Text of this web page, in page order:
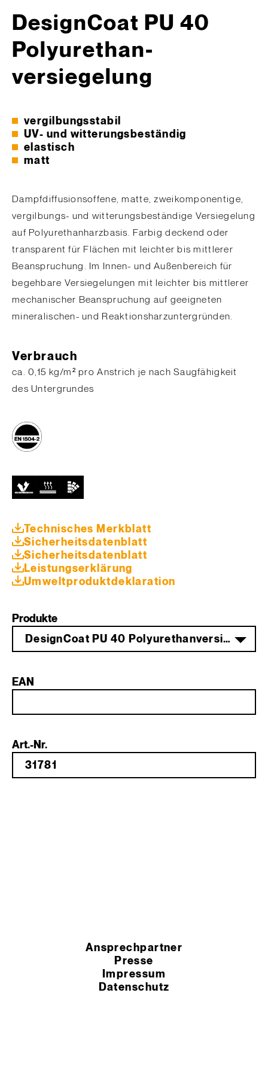
DesignCoat PU 40
Polyurethan­
versiegelung
vergilbungsstabil
UV- und witterungsbeständig
elastisch
matt
Dampfdiffusionsoffene, matte, zweikomponentige,
vergilbungs- und witterungsbeständige Versiegelung
auf Polyurethanharzbasis. Farbig deckend oder
transparent für Flächen mit leichter bis mittlerer
Beanspruchung. Im Innen- und Außenbereich für
begehbare Versiegelungen mit leichter bis mittlerer
mechanischer Beanspruchung auf geeigneten
mineralischen- und Reaktionsharzuntergründen.
Verbrauch
​ca. 0,15 kg/m² pro Anstrich je nach Saugfähigkeit
des Untergrundes
Technisches Merkblatt
Sicherheitsdatenblatt
Sicherheitsdatenblatt
Leistungserklärung
Umweltprodukt­deklaration
Produkte
DesignCoat PU 40 Polyurethanversiegelung Komp. A 5 kg PG 1
EAN
Art.-Nr.
Ansprechpartner
Presse
Impressum
Datenschutz